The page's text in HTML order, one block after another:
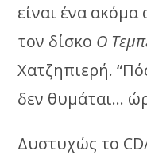
είναι ένα
τον δίσκο Ο
Χατζηπιερή.
δεν θυμάται…
Δυστυχώς το